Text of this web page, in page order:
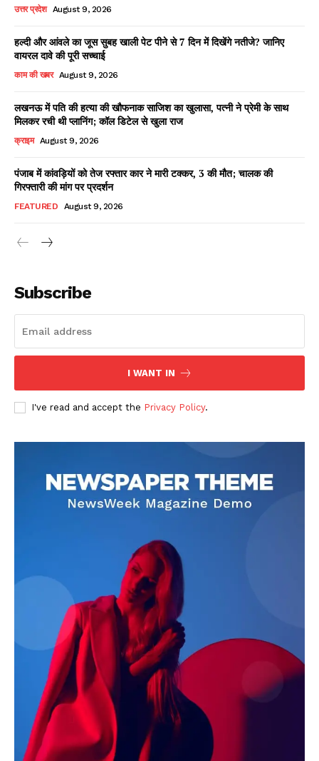
Facebook
X WhatsApp
Share
Read Latest News on AIN
DOWNLOAD NOW
AIN NEWS 1
Contact Us
About Us
Privacy Policy
Terms of Use Agreement
Facebook
X WhatsApp
Share
उत्तर प्रदेश August 9, 2026
हल्दी और आंवले का जूस सुबह खाली पेट पीने से 7 दिन में दिखेंगे नतीजे? जानिए
वायरल दावे की पूरी सच्चाई
काम की खबर August 9, 2026
लखनऊ में पति की हत्या की खौफनाक साजिश का खुलासा, पत्नी ने प्रेमी के साथ
मिलकर रची थी प्लानिंग; कॉल डिटेल से खुला राज
क्राइम August 9, 2026
पंजाब में कांवड़ियों को तेज रफ्तार कार ने मारी टक्कर, 3 की मौत; चालक की
गिरफ्तारी की मांग पर प्रदर्शन
FEATURED August 9, 2026
Subscribe
I WANT IN
I've read and accept the Privacy Policy.